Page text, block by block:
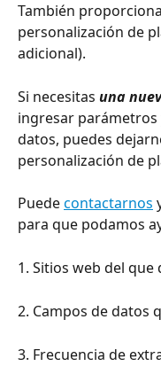
También
personalización de
adicional).
Si necesitas una
ingresar parámetros
datos, puedes
personalización de
Puede contactarnos
para que podamos
1. Sitios web del que
2. Campos de datos
3. Frecuencia de